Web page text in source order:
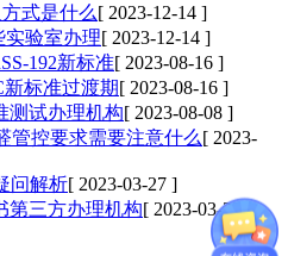
式是什么[ 2023-12-14 ]
实验室办理[ 2023-12-14 ]
192新标准[ 2023-08-16 ]
标准过渡期[ 2023-08-16 ]
测试办理机构[ 2023-08-08 ]
管控要求需要注意什么[ 2023-
问解析[ 2023-03-27 ]
第三方办理机构[ 2023-03-27 ]